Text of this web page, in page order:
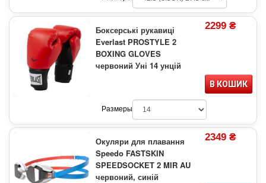
Боксерські рукавиці
Everlast PROSTYLE 2
BOXING GLOVES
червоний Уні 14 унцій
2299 ₴
В КОШИК
Размеры
Окуляри для плавання
Speedo FASTSKIN
SPEEDSOCKET 2 MIR AU
червоний, синій
2349 ₴